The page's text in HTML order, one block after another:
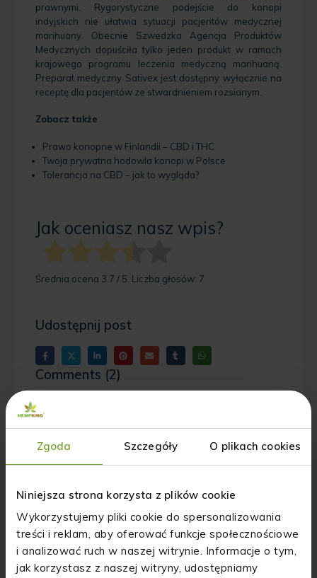
Zgoda Szczegóły O plikach cookies
Niniejsza strona korzysta z plików cookie
Wykorzystujemy pliki cookie do spersonalizowania
treści i reklam, aby oferować funkcje społecznościowe
i analizować ruch w naszej witrynie. Informacje o tym,
jak korzystasz z naszej witryny, udostępniamy
prawnymi. Rygorystyczne podejście do konopi
indyjskich nie ułatwia sytuacji pacjentów medycznej
marihuany. Obecnie Szwedzka Agencja Produktów
Medycznych dopuściła tylko jeden produkt w ramach
krajowego programu leczenia medyczną marihuaną.
Preparat medyczny Sativex jest dostępny wyłącznie na
receptę dla pacjentów ze stwardnieniem rozsianym.
Zobacz także
Prawo konopne w Finlandii – CBD i THC
Twoja prywatna hodowla konopi w Polsce
Tolerancja na CBD – jak to wygląda?
Jak oceniasz nasz wpis?
Średnia ocena 3.7 / 5. Liczba głosów: 7
Udostępnij post
Comments (2)
Czy jeśli mieszkam w Szwecji i
została przepisana mi marihuana
2 lipca 2024 at 13:41
Asia Reply
Sprawa jest bardziej złożona.